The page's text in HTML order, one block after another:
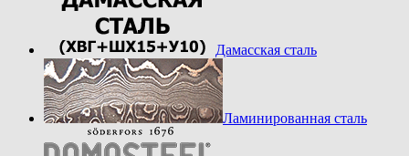
Дамасская сталь
Ламинированная сталь